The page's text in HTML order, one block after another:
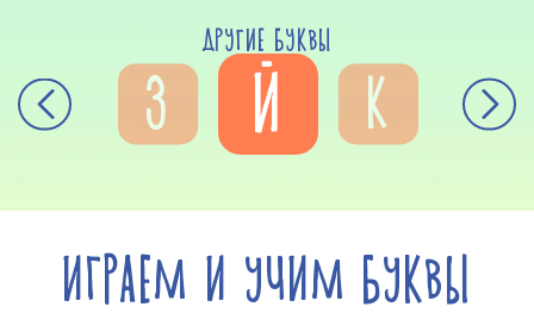
ДРУГИЕ БУКВЫ
Ж З Й К Л
ИГРАЕМ И УЧИМ БУКВЫ